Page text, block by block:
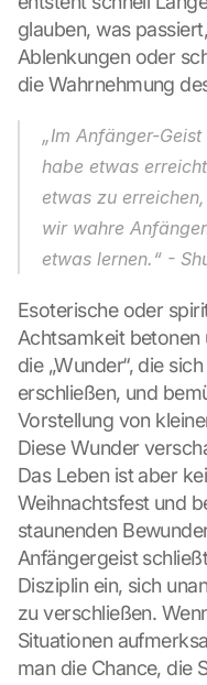
glauben, was
Ablenkungen oder
die Wahrnehmung
„Im Anfänger-
habe etwas
etwas zu
wir wahre
etwas lernen.“ -
Esoterische oder
Achtsamkeit betonen
die „Wunder“, die
erschließen, und
Vorstellung von
Diese Wunder
Das Leben ist aber
Weihnachtsfest und
staunenden
Anfängergeist
Disziplin ein, sich
zu verschließen.
Situationen
man die Chance, die
L
o
a
d